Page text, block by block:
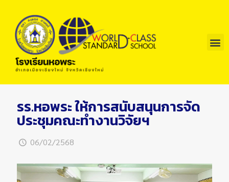
รร.หอพระ ให้การสนับสนุนการจัด
ประชุมคณะทำงานวิจัยฯ
06/02/2568